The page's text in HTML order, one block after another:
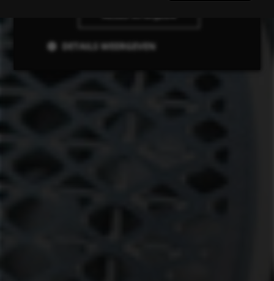
DETAILS WEERGEVEN